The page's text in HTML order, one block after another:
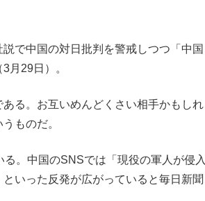
で中国の対日批判を警戒しつつ「中国
月29日）。
る。お互いめんどくさい相手かもしれ
ものだ。
。中国のSNSでは「現役の軍人が侵入
いった反発が広がっていると毎日新聞